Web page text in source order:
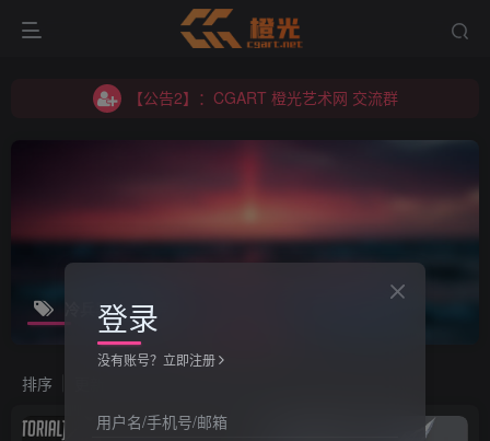
【公告2】：CGART 橙光艺术网 交流群
【公告2】：CGART 橙光艺术网 交流群
【公告1】：将免费进行到底！！！
冷兵器 共9篇
排序
登录
没有账号？立即注册
用户名/手机号/邮箱